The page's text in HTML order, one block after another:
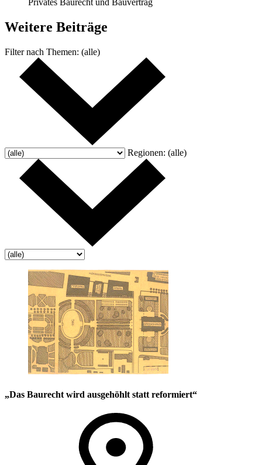
Privates Baurecht und Bauvertrag
Weitere Beiträge
Filter nach Themen: (alle)
Regionen: (alle)
„Das Baurecht wird ausgehöhlt statt reformiert“